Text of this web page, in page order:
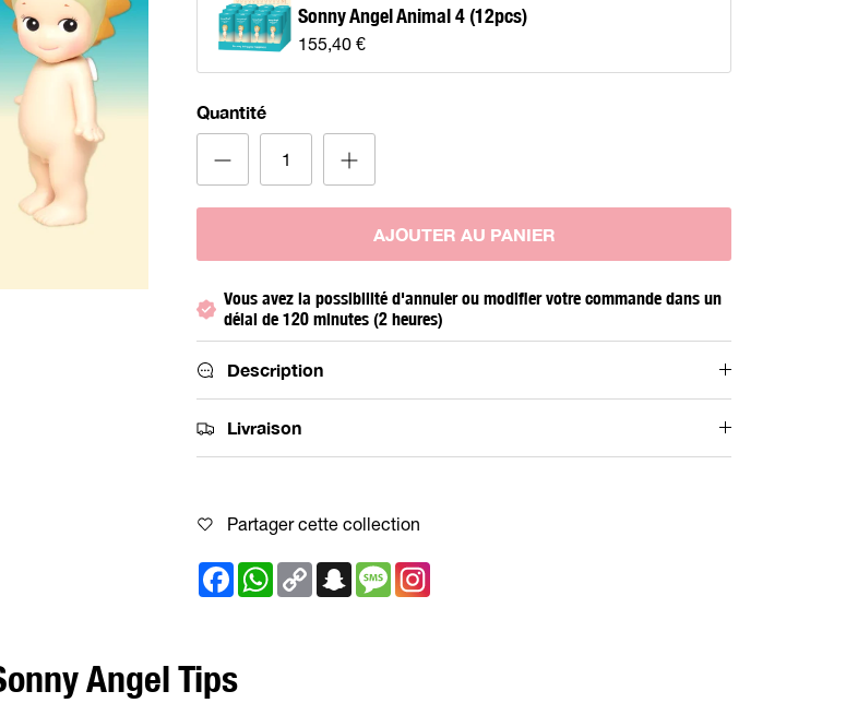
Sonny Angel Animal 4 (12pcs)
155,40 €
Quantité
AJOUTER AU PANIER
Vous avez la possibilité d'annuler ou modifier votre commande dans un
délai de 120 minutes (2 heures)
Description
Livraison
Partager cette collection
FacebookWhatsApp
Copy
Link
SnapchatMessage
Angel Tips